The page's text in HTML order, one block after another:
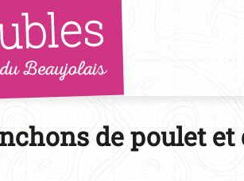
de poulet